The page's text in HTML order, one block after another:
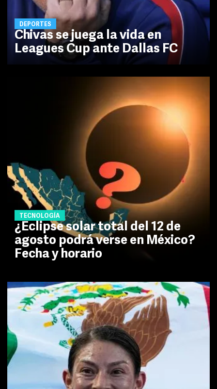
DEPORTES
Chivas se juega la vida en
Leagues Cup ante Dallas FC
TECNOLOGÍA
¿Eclipse solar total del 12 de
agosto podrá verse en México?
Fecha y horario